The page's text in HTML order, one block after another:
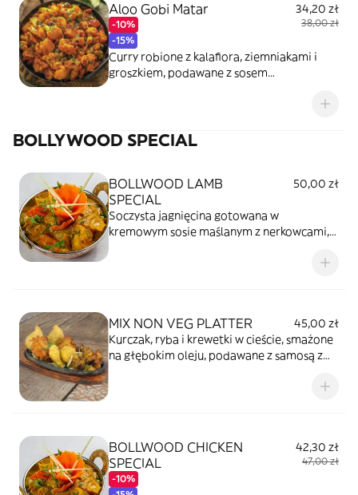
Aloo Gobi Matar
-10%
-15%
34,20 zł
38,00 zł
Curry robione z kalafiora, ziemniakami i
groszkiem, podawane z sosem
BOLLYWOOD SPECIAL
BOLLWOOD LAMB
SPECIAL
50,00 zł
Soczysta jagnięcina gotowana w
kremowym sosie maślanym z nerkowcami,
MIX NON VEG PLATTER
45,00 zł
Kurczak, ryba i krewetki w cieście, smażone
na głębokim oleju, podawane z samosą z
BOLLWOOD CHICKEN
SPECIAL
-10%
42,30 zł
47,00 zł